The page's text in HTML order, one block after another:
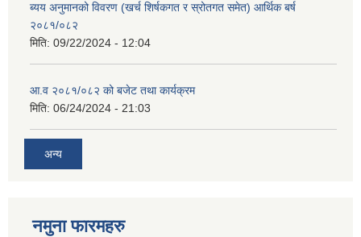
ब्यय अनुमानको विवरण (खर्च शिर्षकगत र स्रोतगत समेत) आर्थिक बर्ष
२०८१/०८२
मिति: 09/22/2024 - 12:04
आ.व २०८१/०८२ को बजेट तथा कार्यक्रम
मिति: 06/24/2024 - 21:03
अन्य
नमुना फारमहरु